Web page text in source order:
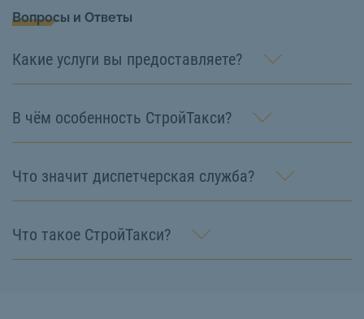
Вопросы и Ответы
Какие услуги вы предоставляете?
В чём особенность СтройТакси?
Что значит диспетчерская служба?
Что такое СтройТакси?